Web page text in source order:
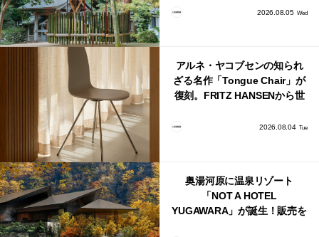
2026.08.05 Wed
アルネ・ヤコブセンの知られ
ざる名作「Tongue Chair」が
復刻。FRITZ HANSENから世
2026.08.04 Tue
奥湯河原に温泉リゾート
「NOT A HOTEL
YUGAWARA」が誕生！販売を